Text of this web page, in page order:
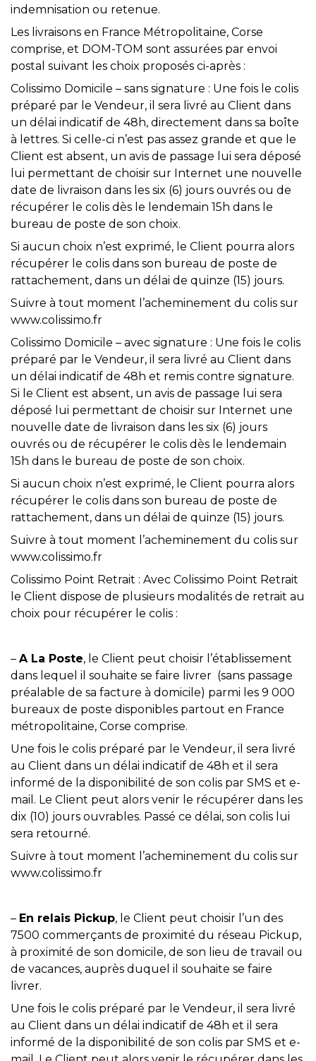
indemnisation ou retenue.
Les livraisons en France Métropolitaine, Corse
comprise, et DOM-TOM sont assurées par envoi
postal suivant les choix proposés ci-après :
Colissimo Domicile – sans signature : Une fois le colis
préparé par le Vendeur, il sera livré au Client dans
un délai indicatif de 48h, directement dans sa boîte
à lettres. Si celle-ci n’est pas assez grande et que le
Client est absent, un avis de passage lui sera déposé
lui permettant de choisir sur Internet une nouvelle
date de livraison dans les six (6) jours ouvrés ou de
récupérer le colis dès le lendemain 15h dans le
bureau de poste de son choix.
Si aucun choix n’est exprimé, le Client pourra alors
récupérer le colis dans son bureau de poste de
rattachement, dans un délai de quinze (15) jours.
Suivre à tout moment l’acheminement du colis sur
www.colissimo.fr
Colissimo Domicile – avec signature : Une fois le colis
préparé par le Vendeur, il sera livré au Client dans
un délai indicatif de 48h et remis contre signature.
Si le Client est absent, un avis de passage lui sera
déposé lui permettant de choisir sur Internet une
nouvelle date de livraison dans les six (6) jours
ouvrés ou de récupérer le colis dès le lendemain
15h dans le bureau de poste de son choix.
Si aucun choix n’est exprimé, le Client pourra alors
récupérer le colis dans son bureau de poste de
rattachement, dans un délai de quinze (15) jours.
Suivre à tout moment l’acheminement du colis sur
www.colissimo.fr
Colissimo Point Retrait : Avec Colissimo Point Retrait
le Client dispose de plusieurs modalités de retrait au
choix pour récupérer le colis :
– A La Poste, le Client peut choisir l’établissement
dans lequel il souhaite se faire livrer (sans passage
préalable de sa facture à domicile) parmi les 9 000
bureaux de poste disponibles partout en France
métropolitaine, Corse comprise.
Une fois le colis préparé par le Vendeur, il sera livré
au Client dans un délai indicatif de 48h et il sera
informé de la disponibilité de son colis par SMS et e-
mail. Le Client peut alors venir le récupérer dans les
dix (10) jours ouvrables. Passé ce délai, son colis lui
sera retourné.
Suivre à tout moment l’acheminement du colis sur
www.colissimo.fr
– En relais Pickup, le Client peut choisir l’un des
7500 commerçants de proximité du réseau Pickup,
à proximité de son domicile, de son lieu de travail ou
de vacances, auprès duquel il souhaite se faire
livrer.
Une fois le colis préparé par le Vendeur, il sera livré
au Client dans un délai indicatif de 48h et il sera
informé de la disponibilité de son colis par SMS et e-